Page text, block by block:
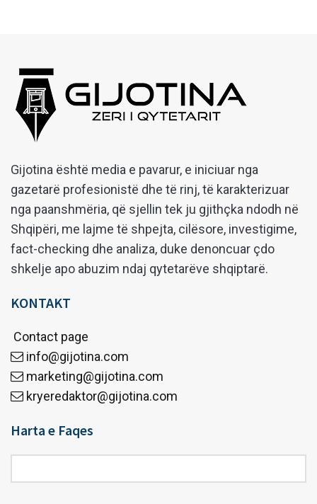
Gijotina është media e pavarur, e iniciuar nga
gazetarë profesionistë dhe të rinj, të karakterizuar
nga paanshmëria, që sjellin tek ju gjithçka ndodh në
Shqipëri, me lajme të shpejta, cilësore, investigime,
fact-checking dhe analiza, duke denoncuar çdo
shkelje apo abuzim ndaj qytetarëve shqiptarë.
KONTAKT
Contact page
info@gijotina.com
marketing@gijotina.com
kryeredaktor@gijotina.com
Harta e Faqes
e